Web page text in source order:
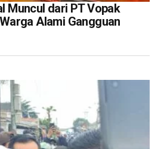
Muncul dari PT Vopak
Alami Gangguan